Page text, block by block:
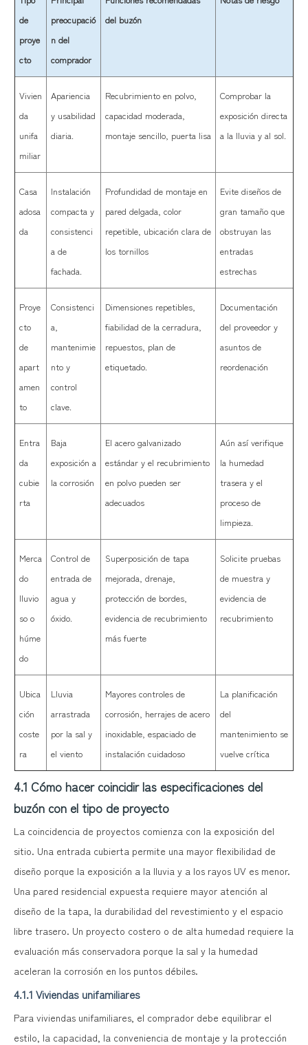
de
proye
cto
preocupació
n del
comprador
del buzón
Vivien
da
unifa
miliar
Apariencia
y usabilidad
diaria.
Recubrimiento en polvo,
capacidad moderada,
montaje sencillo, puerta lisa
Comprobar la
exposición directa
a la lluvia y al sol.
Casa
adosa
da
Instalación
compacta y
consistenci
a de
fachada.
Profundidad de montaje en
pared delgada, color
repetible, ubicación clara de
los tornillos
Evite diseños de
gran tamaño que
obstruyan las
entradas
estrechas
Proye
cto
de
apart
amen
to
Consistenci
a,
mantenimie
nto y
control
clave.
Dimensiones repetibles,
fiabilidad de la cerradura,
repuestos, plan de
etiquetado.
Documentación
del proveedor y
asuntos de
reordenación
Entra
da
cubie
rta
Baja
exposición a
la corrosión
El acero galvanizado
estándar y el recubrimiento
en polvo pueden ser
adecuados
Aún así verifique
la humedad
trasera y el
proceso de
limpieza.
Merca
do
lluvio
so o
húme
do
Control de
entrada de
agua y
óxido.
Superposición de tapa
mejorada, drenaje,
protección de bordes,
evidencia de recubrimiento
más fuerte
Solicite pruebas
de muestra y
evidencia de
recubrimiento
Ubica
ción
coste
ra
Lluvia
arrastrada
por la sal y
el viento
Mayores controles de
corrosión, herrajes de acero
inoxidable, espaciado de
instalación cuidadoso
La planificación
del
mantenimiento se
vuelve crítica
4.1 Cómo hacer coincidir las especificaciones del
buzón con el tipo de proyecto
La coincidencia de proyectos comienza con la exposición del
sitio. Una entrada cubierta permite una mayor flexibilidad de
diseño porque la exposición a la lluvia y a los rayos UV es menor.
Una pared residencial expuesta requiere mayor atención al
diseño de la tapa, la durabilidad del revestimiento y el espacio
libre trasero. Un proyecto costero o de alta humedad requiere la
evaluación más conservadora porque la sal y la humedad
aceleran la corrosión en los puntos débiles.
4.1.1 Viviendas unifamiliares
Para viviendas unifamiliares, el comprador debe equilibrar el
estilo, la capacidad, la conveniencia de montaje y la protección